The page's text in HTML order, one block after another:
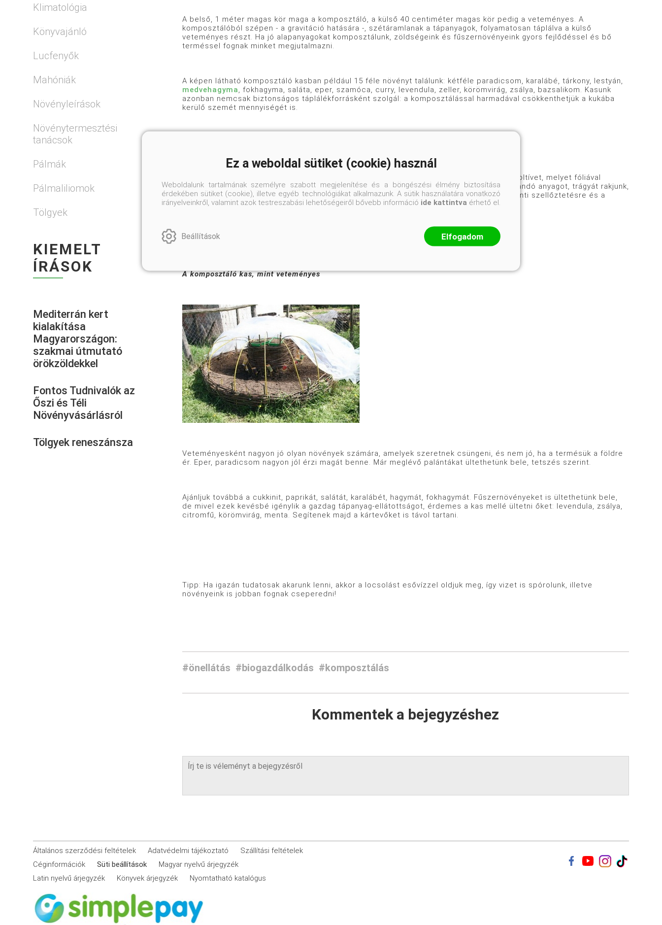
Klimatológia
Könyvajánló
Lucfenyők
Mahóniák
Növényleírások
Növénytermesztési
tanácsok
Pálmák
Pálmaliliomok
Tölgyek
KIEMELT
ÍRÁSOK
Mediterrán kert
kialakítása
Magyarországon:
szakmai útmutató
örökzöldekkel
Fontos Tudnivalók az
Őszi és Téli
Növényvásárlásról
Tölgyek reneszánsza
A belső, 1 méter magas kör maga a komposztáló, a külső 40 centiméter magas kör pedig a veteményes. A
komposztálóból szépen - a gravitáció hatására -, szétáramlanak a tápanyagok, folyamatosan táplálva a külső
veteményes részt. Ha jó alapanyagokat komposztálunk, zöldségeink és fűszernövényeink gyors fejlődéssel és bő
terméssel fognak minket megjutalmazni.
A képen látható komposztáló kasban például 15 féle növényt találunk: kétféle paradicsom, karalábé, tárkony, lestyán,
medvehagyma, fokhagyma, saláta, eper, szamóca, curry, levendula, zeller, körömvirág, zsálya, bazsalikom. Kasunk
azonban nemcsak biztonságos táplálékforrásként szolgál: a komposztálással harmadával csökkenthetjük a kukába
kerülő szemét mennyiségét is.
Tavasszal melegágyként is használhatjuk, ilyenkor néhány hosszú vesszőből formáljunk boltívet, melyet fóliával
takarunk. Ilyen esetben más a külső kör töltése, alulra és a belső körbe friss komposztálandó anyagot, trágyát rakjunk,
hogy melegítsen. Minden magra ajánlott ez a melegágyás, csak figyelni kell az alkalmankénti szellőztetésre és a
megfelelő páratartalomra.
A komposztáló kas, mint veteményes
Veteményesként nagyon jó olyan növények számára, amelyek szeretnek csüngeni, és nem jó, ha a termésük a földre
ér. Eper, paradicsom nagyon jól érzi magát benne. Már meglévő palántákat ültethetünk bele, tetszés szerint.
Ajánljuk továbbá a cukkinit, paprikát, salátát, karalábét, hagymát, fokhagymát. Fűszernövényeket is ültethetünk bele,
de mivel ezek kevésbé igénylik a gazdag tápanyag-ellátottságot, érdemes a kas mellé ültetni őket: levendula, zsálya,
citromfű, körömvirág, menta. Segítenek majd a kártevőket is távol tartani.
Tipp: Ha igazán tudatosak akarunk lenni, akkor a locsolást esővízzel oldjuk meg, így vizet is spórolunk, illetve
növényeink is jobban fognak cseperedni!
#önellátás #biogazdálkodás #komposztálás
Kommentek a bejegyzéshez
Általános szerződési feltételek Adatvédelmi tájékoztató
Szállítási feltételek
Céginformációk
Süti beállítások
Magyar nyelvű árjegyzék
Latin nyelvű árjegyzék
Könyvek árjegyzék Nyomtatható katalógus
Ez a weboldal sütiket (cookie) használ
Weboldalunk tartalmának személyre szabott megjelenítése és a böngészési élmény biztosítása
érdekében sütiket (cookie), illetve egyéb technológiákat alkalmazunk. A sütik használatára vonatkozó
irányelveinkről, valamint azok testreszabási lehetőségeiről bővebb információ ide kattintva érhető el.
Beállítások Elfogadom